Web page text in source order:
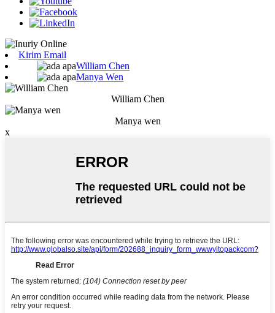
Kirim Email
William Chen
Manya Wen
William Chen
Manya wen
x